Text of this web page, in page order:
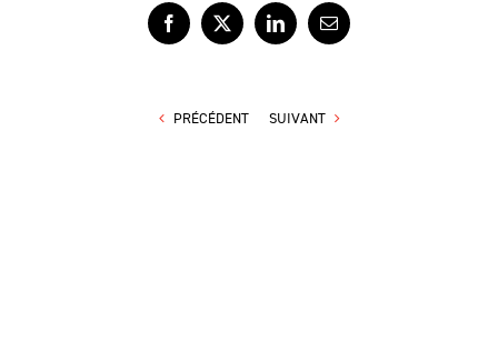
Facebook
X LinkedInCourriel
PRÉCÉDENT SUIVANT